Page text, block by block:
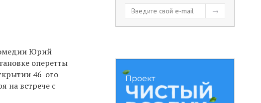
Юрий
оперетты
46-ого
на встрече с